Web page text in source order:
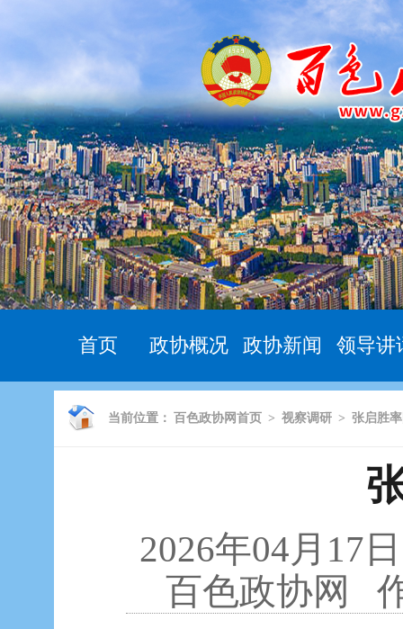
首页 政协概况 政协新闻 领导讲
当前位置： 百色政协网首页 > 视察调研 > 张启胜
2026年04月17
百色政协网